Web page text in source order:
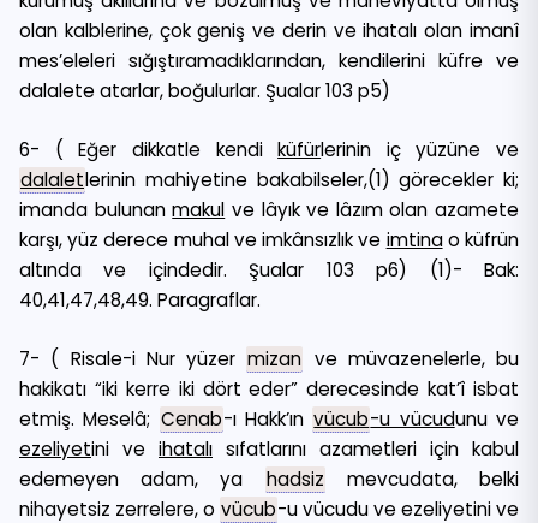
olan kalblerine, çok geniş ve derin ve ihatalı olan imanî
mes’eleleri sığıştıramadıklarından, kendilerini küfre ve
dalalete atarlar, boğulurlar. Şualar 103 p5)
6- ( Eğer dikkatle kendiküfürlerinin iç yüzüne ve
dalaletlerinin mahiyetine bakabilseler,(1) görecekler ki;
imanda bulunanmakul ve lâyık ve lâzım olan azamete
karşı, yüz derece muhal ve imkânsızlık ve imtinao küfrün
altında ve içindedir. Şualar 103 p6) (1)- Bak:
40,41,47,48,49. Paragraflar.
7- ( Risale-i Nur yüzer mizan ve müvazenelerle, bu
hakikatı “iki kerre iki dört eder” derecesinde kat’î isbat
etmiş. Meselâ; Cenab-ı Hakk’ın vücub-u vücudunu ve
ezeliyetini ve ihatalı sıfatlarını azametleri için kabul
edemeyen adam, ya hadsiz mevcudata, belki
nihayetsiz zerrelere, o vücub-u vücudu ve ezeliyetini ve